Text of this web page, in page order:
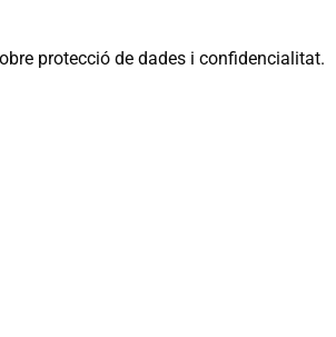
protecció de dades i confidencialitat.